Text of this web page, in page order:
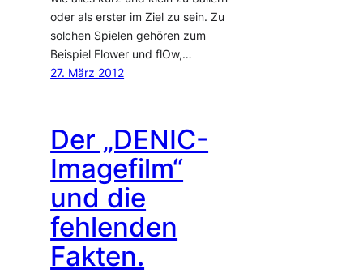
oder als erster im Ziel zu sein. Zu
solchen Spielen gehören zum
Beispiel Flower und flOw,…
27. März 2012
Der „DENIC-
Imagefilm“
und die
fehlenden
Fakten.